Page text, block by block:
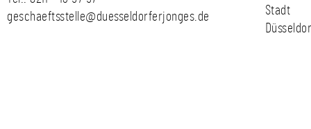
geschaeftsstelle@duesseldorferjonges.de
Stadt